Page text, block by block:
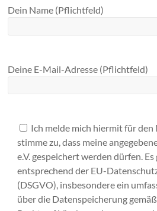
Dein Name (Pflichtfeld)
Deine E-Mail-Adresse (Pflichtfeld)
Ich melde mich hiermit für
stimme zu, dass meine
e.V. gespeichert werden dürfen.
entsprechend der EU-
(DSGVO), insbesondere ein
über die Datenspeicherung